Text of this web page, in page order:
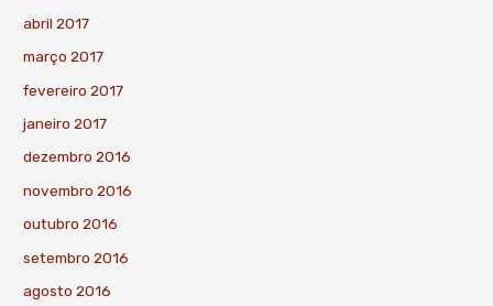
abril 2017
março 2017
fevereiro 2017
janeiro 2017
dezembro 2016
novembro 2016
outubro 2016
setembro 2016
agosto 2016